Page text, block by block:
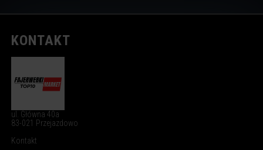
KONTAKT
ul. Główna 40a
83-021 Przejazdowo
Kontakt